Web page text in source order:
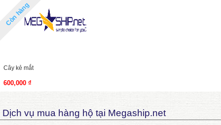
Còn hàng
Cây kẻ mắt
600,000 ₫
Dịch vụ mua hàng hộ tại Megaship.net